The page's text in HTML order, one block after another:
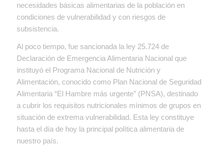
necesidades básicas alimentarias de la población en
condiciones de vulnerabilidad y con riesgos de
subsistencia.
Al poco tiempo, fue sancionada la ley 25.724 de
Declaración de Emergencia Alimentaria Nacional que
instituyó el Programa Nacional de Nutrición y
Alimentación, conocido como Plan Nacional de Seguridad
Alimentaria “El Hambre más urgente” (PNSA), destinado
a cubrir los requisitos nutricionales mínimos de grupos en
situación de extrema vulnerabilidad. Esta ley constituye
hasta el día de hoy la principal política alimentaria de
nuestro país.